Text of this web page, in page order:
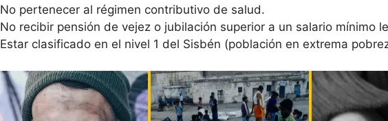
No pertenecer al régimen contributivo de salud.
No recibir pensión de vejez o jubilación superior a un salario mínimo
Estar clasificado en el nivel 1 del Sisbén (población en extrema